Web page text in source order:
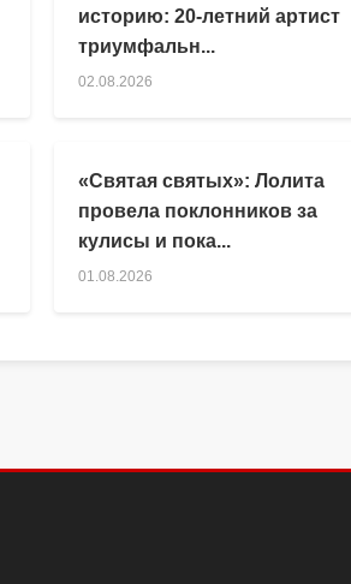
историю: 20-летний артист
триумфальн...
02.08.2026
«Святая святых»: Лолита
провела поклонников за
кулисы и пока...
01.08.2026